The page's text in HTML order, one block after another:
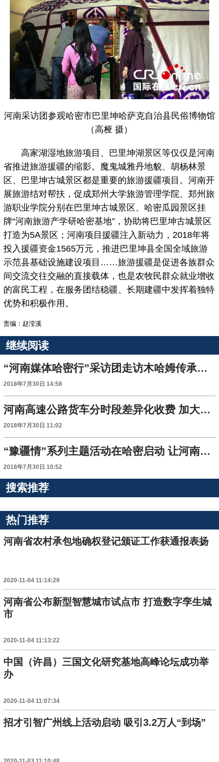
河南采访团参观哈密市巴里坤哈萨克自治县民俗博物馆
（高桠 摄）
高家湖湿地旅游项目、巴里坤湖景区等仅仅是河南
省推进旅游援疆的缩影。魔鬼城雅丹地貌、胡杨林景
区、巴里坤古城景区都是重要的旅游援疆项目。河南开
展旅游结对帮扶，促成郑州大学旅游管理学院、郑州旅
游职业学院分别在巴里坤古城景区、哈密瓜园景区挂
牌“河南旅游产学研哈密基地”，协助将巴里坤古城景区
打造为5A景区；河南项目援疆注入新动力，2018年将
投入援疆资金1565万元，推进巴里坤县全国全域旅游
示范县基础设施建设项目……旅游援疆是促进各族群众
间交流交往交融的直接载体，也是农牧民群众就业增收
的富民工程，在服务团结稳疆、长期建疆中发挥着独特
优势和积极作用。
责编：赵滢溪
继续阅读
“河南媒体哈密行”采访团走访木哈姆传承中心
2018年7月30日 14:58
河南高速公路货车分时段差异化收费 加大优惠力度
2018年7月30日 11:02
“豫疆情”系列主题活动在哈密启动 让河南援疆工作更出彩
2018年7月30日 10:52
搜索推荐
热门推荐
河南省农村承包地确权登记颁证工作获通报表扬
2020-11-04 11:14:29
河南省公布新型智慧城市试点市 打造数字孪生城
市
2020-11-04 11:13:22
中国（许昌）三国文化研究基地高峰论坛成功举
办
2020-11-04 11:07:34
招才引智广州线上活动启动 吸引3.2万人“到场”